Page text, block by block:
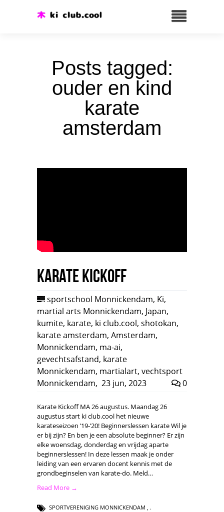
Posts tagged:
ouder en kind
karate
amsterdam
Karate Kickoff
sportschool Monnickendam, Ki,
martial arts Monnickendam, Japan,
kumite, karate, ki club.cool, shotokan,
karate amsterdam, Amsterdam,
Monnickendam, ma-ai,
gevechtsafstand, karate
Monnickendam, martialart, vechtsport
Monnickendam, 23 jun, 2023 0
Karate Kickoff MA 26 augustus. Maandag 26
augustus start ki club.cool het nieuwe
karateseizoen ’19-’20! Beginnerslessen karate Wil je
er bij zijn? En ben je een absolute beginner? Er zijn
elke woensdag, donderdag en vrijdag aparte
beginnerslessen! In deze lessen maak je onder
leiding van een ervaren docent kennis met de
grondbeginselen van karate-do. Meld…
Read More →
SPORTVERENIGING MONNICKENDAM